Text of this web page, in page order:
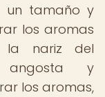
un tamaño y
los aromas
la nariz del
angosta y
los aromas,